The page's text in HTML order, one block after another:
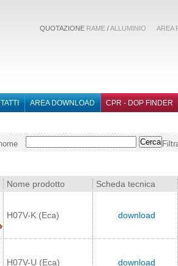
QUOTAZIONE RAME/ALLUMINIO AREA
AREA DOWNLOAD CPR - DOP FINDER
Nome prodotto Scheda tecnica
H07V-K (Eca) download
H07V-U (Eca) download